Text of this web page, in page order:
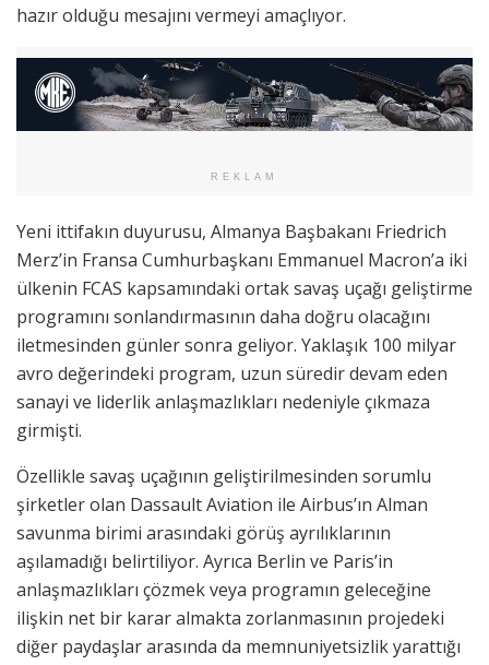
hazır olduğu mesajını vermeyi amaçlıyor.
REKLAM
Yeni ittifakın duyurusu, Almanya Başbakanı Friedrich
Merz’in Fransa Cumhurbaşkanı Emmanuel Macron’a iki
ülkenin FCAS kapsamındaki ortak savaş uçağı geliştirme
programını sonlandırmasının daha doğru olacağını
iletmesinden günler sonra geliyor. Yaklaşık 100 milyar
avro değerindeki program, uzun süredir devam eden
sanayi ve liderlik anlaşmazlıkları nedeniyle çıkmaza
girmişti.
Özellikle savaş uçağının geliştirilmesinden sorumlu
şirketler olan Dassault Aviation ile Airbus’ın Alman
savunma birimi arasındaki görüş ayrılıklarının
aşılamadığı belirtiliyor. Ayrıca Berlin ve Paris’in
anlaşmazlıkları çözmek veya programın geleceğine
ilişkin net bir karar almakta zorlanmasının projedeki
diğer paydaşlar arasında da memnuniyetsizlik yarattığı